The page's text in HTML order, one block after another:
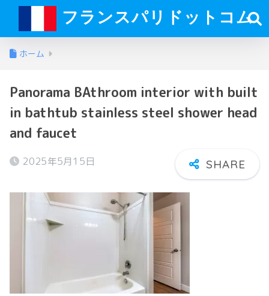
フランスパリドットコム
ホーム
Panorama BAthroom interior with built
in bathtub stainless steel shower head
and faucet
2025年5月15日